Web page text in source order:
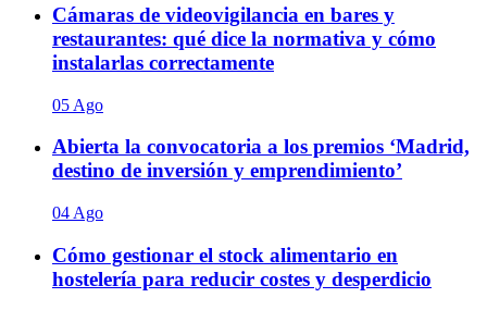
Cámaras de videovigilancia en bares y
restaurantes: qué dice la normativa y cómo
instalarlas correctamente
05 Ago
Abierta la convocatoria a los premios ‘Madrid,
destino de inversión y emprendimiento’
04 Ago
Cómo gestionar el stock alimentario en
hostelería para reducir costes y desperdicio